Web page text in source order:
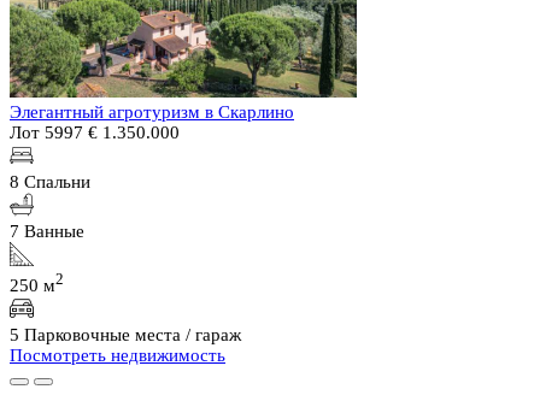
Элегантный агротуризм в Скарлино
Лот 5997 € 1.350.000
8 Спальни
7 Ванные
250 м2
5 Парковочные места / гараж
Посмотреть недвижимость